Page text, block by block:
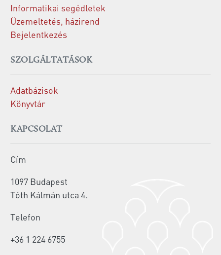
Informatikai segédletek
Üzemeltetés, házirend
Bejelentkezés
SZOLGÁLTATÁSOK
Adatbázisok
Könyvtár
KAPCSOLAT
Cím
1097 Budapest
Tóth Kálmán utca 4.
Telefon
+36 1 224 6755